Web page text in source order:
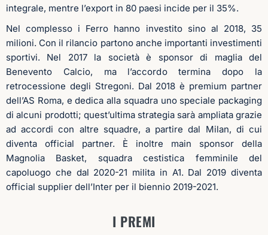
integrale, mentre l’export in 80 paesi incide per il 35%.
Nel complesso i Ferro hanno investito sino al 2018, 35
milioni. Con il rilancio partono anche importanti investimenti
sportivi. Nel 2017 la società è sponsor di maglia del
Benevento Calcio, ma l’accordo termina dopo la
retrocessione degli Stregoni. Dal 2018 è premium partner
dell’AS Roma, e dedica alla squadra uno speciale packaging
di alcuni prodotti; quest’ultima strategia sarà ampliata grazie
ad accordi con altre squadre, a partire dal Milan, di cui
diventa official partner. È inoltre main sponsor della
Magnolia Basket, squadra cestistica femminile del
capoluogo che dal 2020-21 milita in A1. Dal 2019 diventa
official supplier dell’Inter per il biennio 2019-2021.
I PREMI